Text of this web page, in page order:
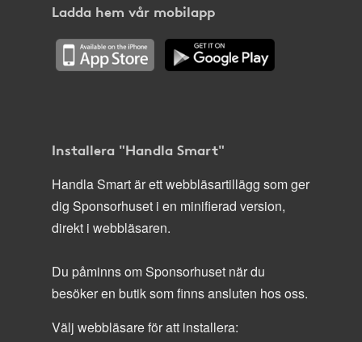
Ladda hem vår mobilapp
Installera "Handla Smart"
Handla Smart är ett webbläsartillägg som ger
dig Sponsorhuset i en minifierad version,
direkt i webbläsaren.
Du påminns om Sponsorhuset när du
besöker en butik som finns ansluten hos oss.
Välj webbläsare för att installera: